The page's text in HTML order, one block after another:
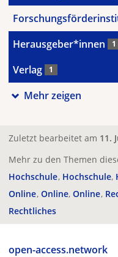
Herausgeber*innen 1
Verlag 1
Mehr zeigen
Zuletzt bearbeitet am 11.
Mehr zu den Themen
Hochschule Hochschule
Online Online Online
Rechtliches
open-access.network